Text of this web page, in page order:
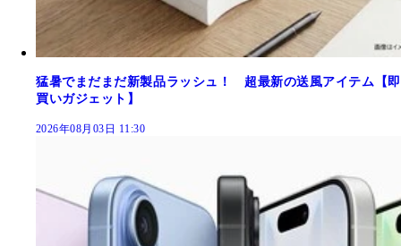
猛暑でまだまだ新製品ラッシュ！ 超最新の送風アイテム【即
買いガジェット】
2026年08月03日 11:30